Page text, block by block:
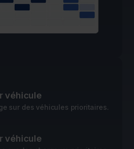
véhicule
sur des véhicules prioritaires.
véhicule